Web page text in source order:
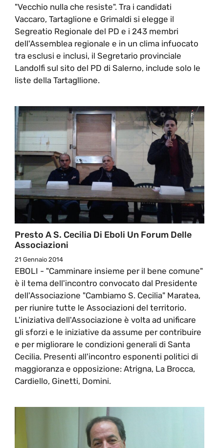
"Vecchio nulla che resiste". Tra i candidati
Vaccaro, Tartaglione e Grimaldi si elegge il
Segreatio Regionale del PD e i 243 membri
dell'Assemblea regionale e in un clima infuocato
tra esclusi e inclusi, il Segretario provinciale
Landolfi sul sito del PD di Salerno, include solo le
liste della Tartagllione.
Presto A S. Cecilia Di Eboli Un Forum Delle
Associazioni
21 Gennaio 2014
EBOLI - "Camminare insieme per il bene comune"
è il tema dell'incontro convocato dal Presidente
dell'Associazione "Cambiamo S. Cecilia" Maratea,
per riunire tutte le Associazioni del territorio.
L'iniziativa dell'Associazione è volta ad unificare
gli sforzi e le iniziative da assume per contribuire
e per migliorare le condizioni generali di Santa
Cecilia. Presenti all'incontro esponenti politici di
maggioranza e opposizione: Atrigna, La Brocca,
Cardiello, Ginetti, Domini.